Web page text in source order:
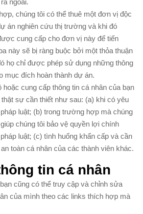
ngoài.
chúng tôi có thể thuê một đơn vị độc
án nghiên cứu thị trường và khi đó
cung cấp cho đơn vị này để tiến
này sẽ bị ràng buộc bởi một thỏa thuận
họ chỉ được phép sử dụng những thông
mục đích hoàn thành dự án.
hoặc cung cấp thông tin cá nhân của bạn
sự cần thiết như sau: (a) khi có yêu
luật; (b) trong trường hợp mà chúng
chúng tôi bảo vệ quyền lợi chính
luật; (c) tình huống khẩn cấp và cần
toàn cá nhân của các thành viên khác.
tin cá nhân
cũng có thể truy cập và chỉnh sửa
của mình theo các links thích hợp mà